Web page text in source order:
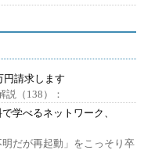
円請求します
説（138）：
学べるネットワーク、
だが再起動」をこっそり卒